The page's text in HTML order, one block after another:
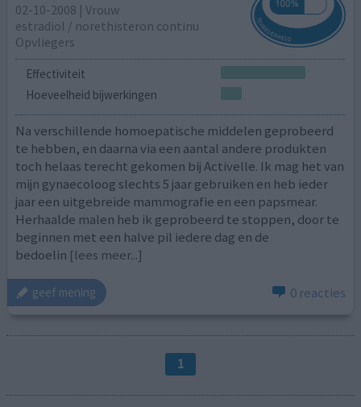
02-10-2008 | Vrouw
estradiol / norethisteron continu
Opvliegers
Effectiviteit
Hoeveelheid bijwerkingen
Na verschillende homoepatische middelen geprobeerd
te hebben, en daarna via een aantal andere produkten
toch helaas terecht gekomen bij Activelle. Ik mag het van
mijn gynaecoloog slechts 5 jaar gebruiken en heb ieder
jaar een uitgebreide mammografie en een papsmear.
Herhaalde malen heb ik geprobeerd te stoppen, door te
beginnen met een halve pil iedere dag en de
bedoelin [lees meer...]
geef mening 0 reacties
1